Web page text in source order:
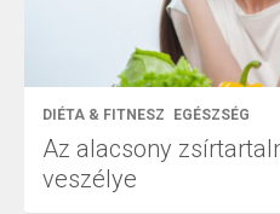
DIÉTA & FITNESZ EGÉSZSÉG
Az alacsony
veszélye